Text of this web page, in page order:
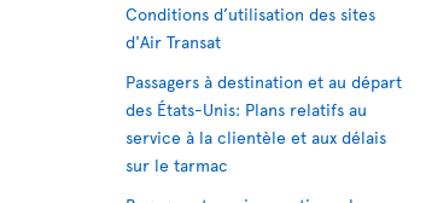
Conditions d’utilisation des sites
d'Air Transat
Passagers à destination et au départ
des États-Unis: Plans relatifs au
service à la clientèle et aux délais
sur le tarmac